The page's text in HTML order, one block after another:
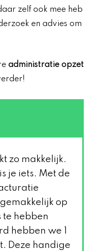
zelf ook mee heb
en advies om
administratie opzet
zo makkelijk.
je iets. Met de
op
hebben
hebben we 1
Deze handige